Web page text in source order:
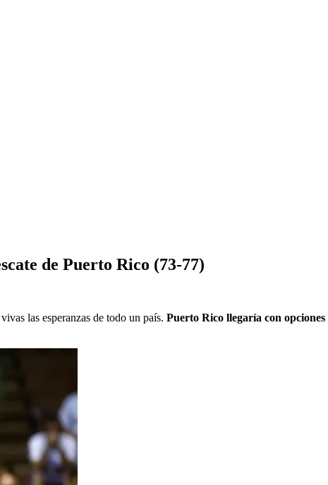
de Puerto Rico (73-77)
las esperanzas de todo un país. Puerto Rico llegaría con